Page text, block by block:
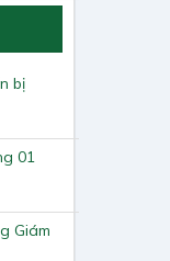
Giáo
bị
01
Giám